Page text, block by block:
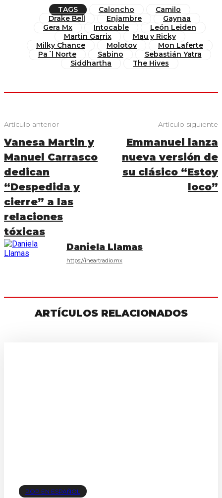
TAGS Caloncho
Camilo
Drake Bell
Enjambre
Gaynaa
Gera Mx
Intocable
León Leiden
Martin Garrix
Mau y Ricky
Milky Chance
Molotov
Mon Laferte
Pa´l Norte
Sabino
Sebastián Yatra
Siddhartha
The Hives
Artículo anterior
Vanesa Martin y
Manuel Carrasco
dedican
“Despedida y
cierre” a las
relaciones
tóxicas
Artículo siguiente
Emmanuel lanza
nueva versión de
su clásico “Estoy
loco”
Daniela Llamas
https://iheartradio.mx
ARTÍCULOS RELACIONADOS
POP EN ESPAÑOL